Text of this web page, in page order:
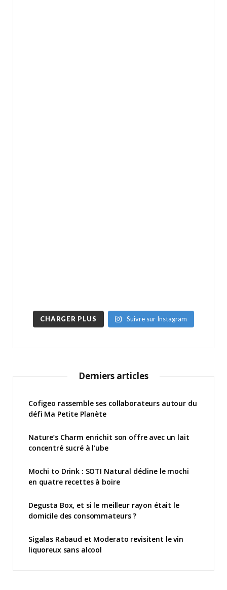
CHARGER PLUS Suivre sur Instagram
Derniers articles
Cofigeo rassemble ses collaborateurs autour du
défi Ma Petite Planète
Nature’s Charm enrichit son offre avec un lait
concentré sucré à l’ube
Mochi to Drink : SOTI Natural décline le mochi
en quatre recettes à boire
Degusta Box, et si le meilleur rayon était le
domicile des consommateurs ?
Sigalas Rabaud et Moderato revisitent le vin
liquoreux sans alcool